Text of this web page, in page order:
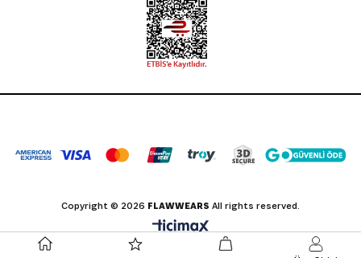
Copyright © 2026 FLAWWEARS All rights reserved.